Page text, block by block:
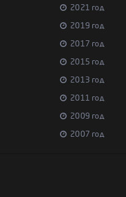
2021 год
2019 год
2017 год
2015 год
2013 год
2011 год
2009 год
2007 год